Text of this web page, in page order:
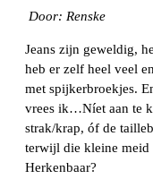
Door: Renske
Jeans zijn geweldig,
heb er zelf heel veel
met spijkerbroekjes.
vrees ik…Níet aan te
strak/krap, óf de
terwijl die kleine
Herkenbaar?